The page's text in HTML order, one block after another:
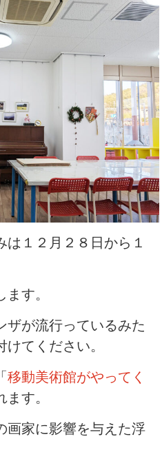
は１２月２８日から１
す。
ザが流行っているみた
てください。
移動美術館がやってく
ます。
画家に影響を与えた浮